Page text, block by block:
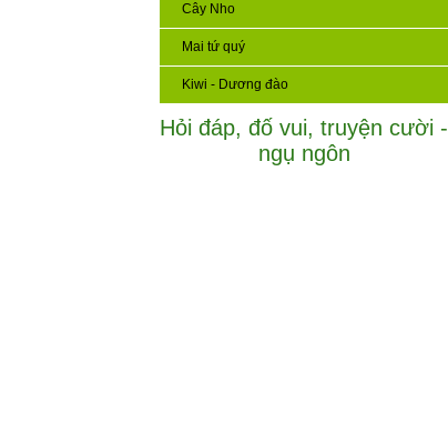
Cây Nho
Mai tứ quý
Kiwi - Dương đào
Hỏi đáp, đố vui, truyện cười -
ngụ ngôn